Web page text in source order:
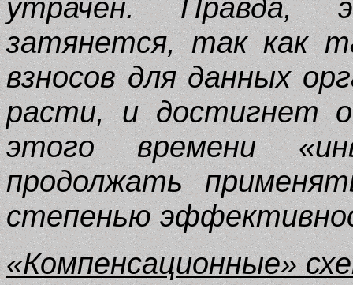
утрачен. Правда,
затянется, так как
взносов для данных
расти, и достигнет
этого времени
продолжать
степенью
«Компенсационные»